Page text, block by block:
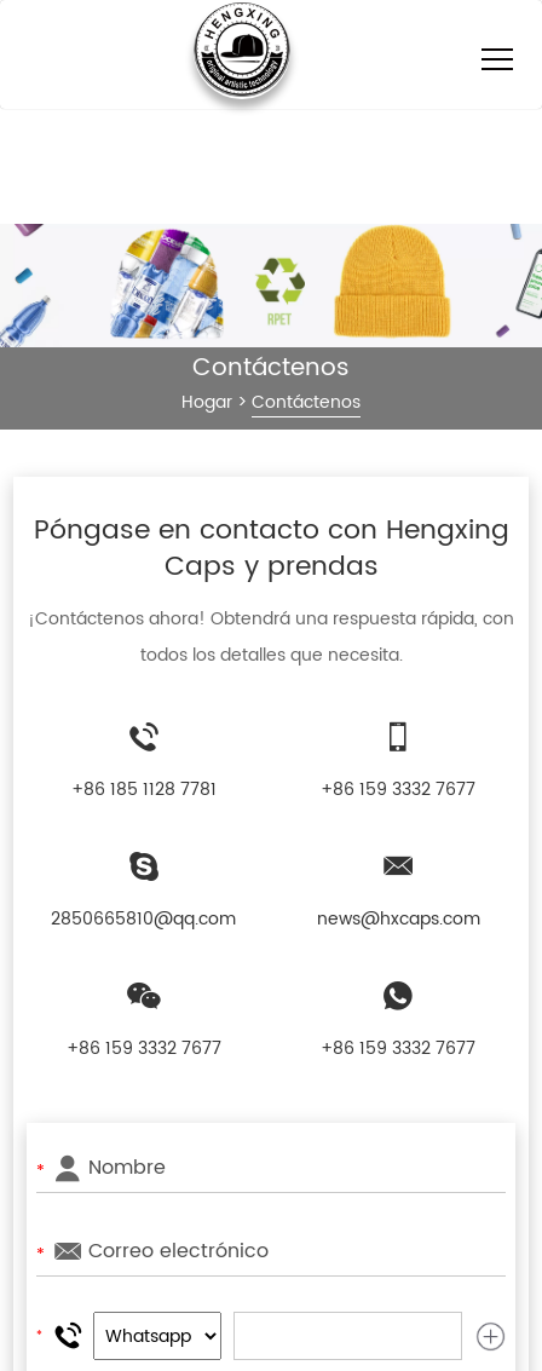
Contáctenos
Hogar > Contáctenos
Póngase en contacto con Hengxing
Caps y prendas
¡Contáctenos ahora! Obtendrá una respuesta rápida, con
todos los detalles que necesita.
+86 185 1128 7781 +86 159 3332 7677
2850665810@qq.com news@hxcaps.com
+86 159 3332 7677 +86 159 3332 7677
*
*
*